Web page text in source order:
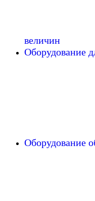
величин
Оборудование
Оборудование